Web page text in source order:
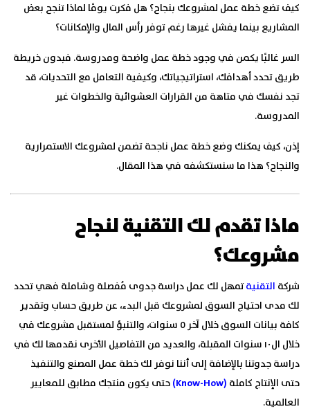
كيف تضع خطة عمل لمشروعك بنجاح؟ هل فكرت يومًا لماذا تنجح بعض
المشاريع بينما يفشل غيرها رغم توفر رأس المال والإمكانات؟
السر غالبًا يكمن في وجود خطة عمل واضحة ومدروسة. فبدون خريطة
طريق تحدد أهدافك، استراتيجياتك، وكيفية التعامل مع التحديات، قد
تجد نفسك في متاهة من القرارات العشوائية والخطوات غير
المدروسة.
إذن، كيف يمكنك وضع خطة عمل ناجحة تضمن لمشروعك الاستمرارية
والنجاح؟ هذا ما سنستكشفه في هذا المقال.
ماذا تقدم لك التقنية لنجاح
مشروعك؟
شركة التقنيةتمهل لك عمل دراسة جدوى مُفصلة وشاملة فهي تحدد
لك مدى احتياج السوق لمشروعك قبل البدء، عن طريق حساب وتقدير
كافة بيانات السوق خلال آخر ٥ سنوات، والتنبؤ لمستقبل مشروعك في
خلال ال١٠ سنوات المقبلة، والعديد من التفاصيل الأخرى نقدمها لك في
دراسة جدوتنا بالإضافة إلى أننا نوفر لك خطة عمل المصنع والتنفيذ
حتى الإنتاج كاملة (Know-How)
حتى يكون منتجك مطابق للمعايير
العالمية.